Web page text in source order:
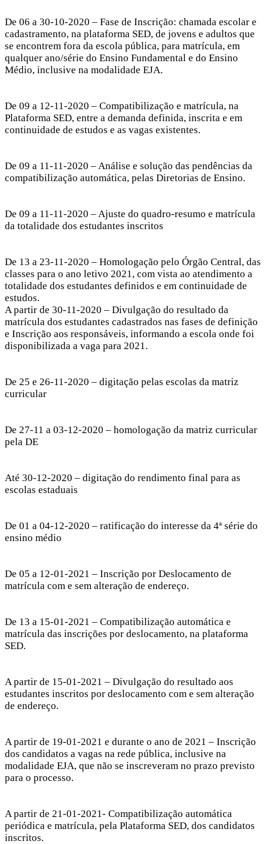
De 06 a 30-10-2020 – Fase de Inscrição: chamada escolar e
cadastramento, na plataforma SED, de jovens e adultos que
se encontrem fora da escola pública, para matrícula, em
qualquer ano/série do Ensino Fundamental e do Ensino
Médio, inclusive na modalidade EJA.
De 09 a 12-11-2020 – Compatibilização e matrícula, na
Plataforma SED, entre a demanda definida, inscrita e em
continuidade de estudos e as vagas existentes.
De 09 a 11-11-2020 – Análise e solução das pendências da
compatibilização automática, pelas Diretorias de Ensino.
De 09 a 11-11-2020 – Ajuste do quadro-resumo e matrícula
da totalidade dos estudantes inscritos
De 13 a 23-11-2020 – Homologação pelo Órgão Central, das
classes para o ano letivo 2021, com vista ao atendimento a
totalidade dos estudantes definidos e em continuidade de
estudos.
A partir de 30-11-2020 – Divulgação do resultado da
matrícula dos estudantes cadastrados nas fases de definição
e Inscrição aos responsáveis, informando a escola onde foi
disponibilizada a vaga para 2021.
De 25 e 26-11-2020 – digitação pelas escolas da matriz
curricular
De 27-11 a 03-12-2020 – homologação da matriz curricular
pela DE
Até 30-12-2020 – digitação do rendimento final para as
escolas estaduais
De 01 a 04-12-2020 – ratificação do interesse da 4ª série do
ensino médio
De 05 a 12-01-2021 – Inscrição por Deslocamento de
matrícula com e sem alteração de endereço.
De 13 a 15-01-2021 – Compatibilização automática e
matrícula das inscrições por deslocamento, na plataforma
SED.
A partir de 15-01-2021 – Divulgação do resultado aos
estudantes inscritos por deslocamento com e sem alteração
de endereço.
A partir de 19-01-2021 e durante o ano de 2021 – Inscrição
dos candidatos a vagas na rede pública, inclusive na
modalidade EJA, que não se inscreveram no prazo previsto
para o processo.
A partir de 21-01-2021- Compatibilização automática
periódica e matrícula, pela Plataforma SED, dos candidatos
inscritos.